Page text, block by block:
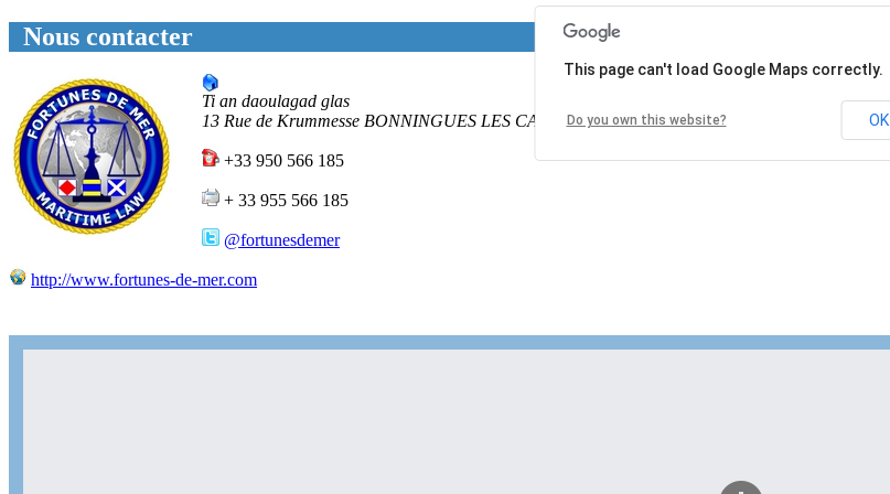
Nous contacter
Ti an daoulagad glas
13 Rue de Krummesse BONNINGUES LES CALAISPAS DE CALAIS62340
+33 950 566 185
+ 33 955 566 185
@fortunesdemer
http://www.fortunes-de-mer.com
This page can't load Google Maps correctly.
Do you own this website? OK